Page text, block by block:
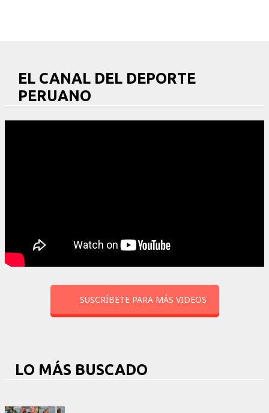
EL CANAL DEL DEPORTE
PERUANO
SUSCRÍBETE PARA MÁS VIDEOS
LO MÁS BUSCADO